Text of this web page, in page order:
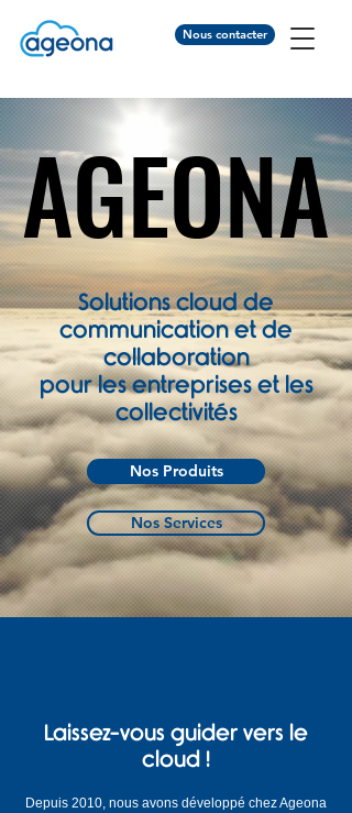
Nous contacter
AGEONA
AGEONA
Solutions cloud de
communication et de
collaboration
pour les entreprises et les
collectivités
Nos Produits
Nos Services
Laissez-vous guider vers le
cloud !
Depuis 2010, nous avons développé chez Ageona